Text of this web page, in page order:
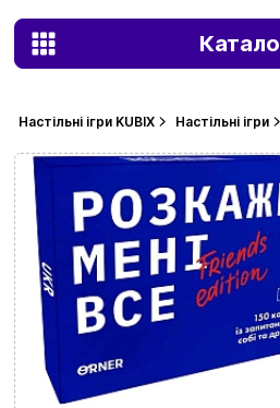
Настільні ігри KUBIX Настільні ігри